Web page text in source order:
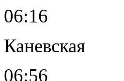
06:16
Каневская
06:56